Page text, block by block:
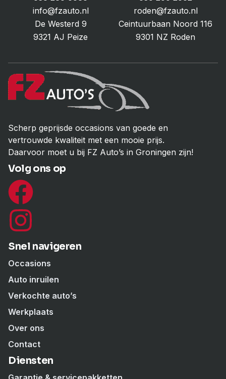
info@fzauto.nl
De Westerd 9
9321 AJ Peize
roden@fzauto.nl
Ceintuurbaan Noord 116
9301 NZ Roden
Scherp geprijsde occasions van goede en
vertrouwde kwaliteit met een mooie prijs.
Daarvoor moet u bij FZ Auto’s in Groningen zijn!
Volg ons op
Snel navigeren
Occasions
Auto inruilen
Verkochte auto’s
Werkplaats
Over ons
Contact
Diensten